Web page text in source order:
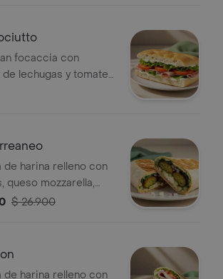
focaccia con
lechugas y tomate
de harina relleno con
queso mozzarella,
pepino, cebolla
$ 26.900
de harina relleno con